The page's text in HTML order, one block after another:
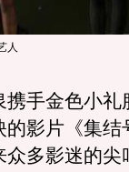
人
手金色小礼
影片《集结
众多影迷的尖